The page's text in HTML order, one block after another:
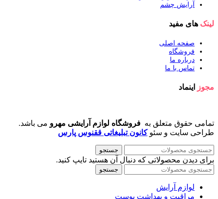
آرایش چشم
لینک های مفید
صفحه اصلی
فروشگاه
درباره ما
تماس با ما
مجوز اینماد
تمامی حقوق متعلق به فروشگاه لوازم آرایشی مهرو می باشد.
طراحی سایت و سئوکانون تبلیغاتی ققنوس پارس
جستجو
برای دیدن محصولاتی که دنبال آن هستید تایپ کنید.
جستجو
لوازم آرایش
مراقبت و بهداشت پوست